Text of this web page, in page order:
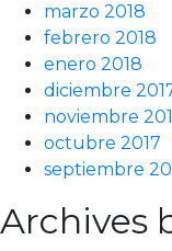
marzo 2018
febrero 2018
enero 2018
diciembre
noviembre
octubre 2017
septiembre
Archives